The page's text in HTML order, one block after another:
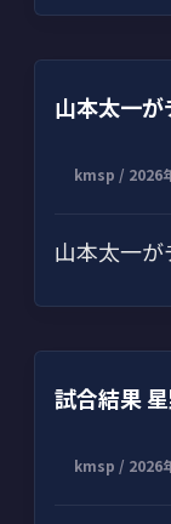
山本太一
kmsp / 2026
山本太一
試合結果
kmsp / 2026